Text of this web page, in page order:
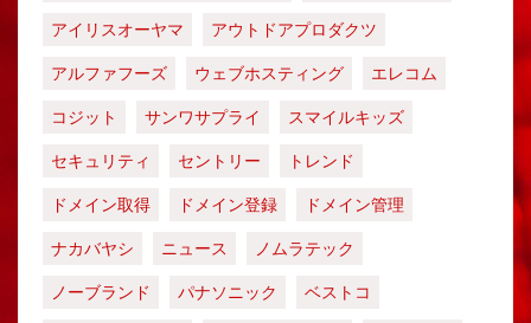
アイリスオーヤマ
アウトドアプロダクツ
アルファフーズ
ウェブホスティング
エレコム
コジット
サンワサプライ
スマイルキッズ
セキュリティ
セントリー
トレンド
ドメイン取得
ドメイン登録
ドメイン管理
ナカバヤシ
ニュース
ノムラテック
ノーブランド
パナソニック
ベストコ